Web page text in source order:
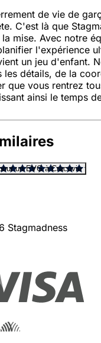
de vie de
C'est là que
mise. Avec notre
l'expérience
un jeu d'enfant.
les détails, de la
que vous rentrez
ainsi le temps
un EVG à Cracovie
Stagmadness